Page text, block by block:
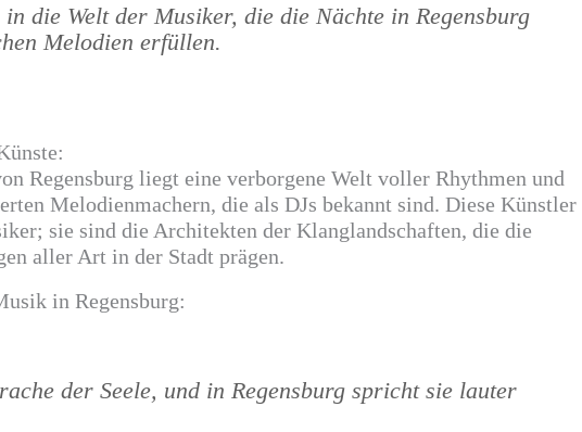
die Welt der Musiker, die die Nächte in Regensburg
Melodien erfüllen.
Regensburg liegt eine verborgene Welt voller Rhythmen und
Melodienmachern, die als DJs bekannt sind. Diese Künstler
sie sind die Architekten der Klanglandschaften, die die
aller Art in der Stadt prägen.
in Regensburg:
der Seele, und in Regensburg spricht sie lauter